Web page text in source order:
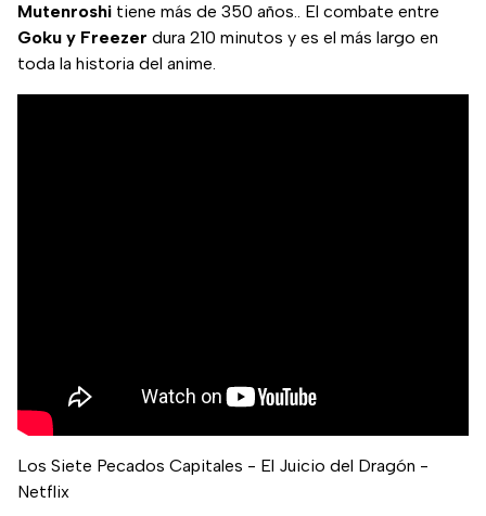
Mutenroshi tiene más de 350 años.. El combate entre
Goku y Freezer dura 210 minutos y es el más largo en
toda la historia del anime.
Los Siete Pecados Capitales - El Juicio del Dragón -
Netflix